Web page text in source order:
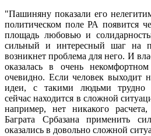
"Пашиняну показали его
политическом поле РА появится
площадь любовью и
сильный и интересный шаг на
возникнет проблема для него. И
оказалась в очень
очевидно. Если человек выходит
идеи, с такими людьми трудно
сейчас находится в сложной
например, нет никакого
Баграта Србазана применить
оказались в довольно сложной